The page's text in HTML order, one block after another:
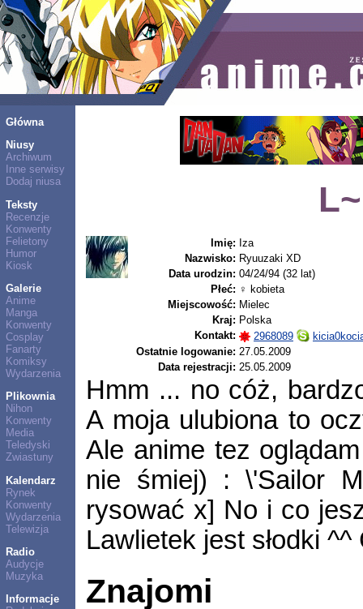
Główna
Niusy
Archiwum
Inne serwisy
Dodaj niusa
Teksty
Recenzje
Konwenty
Felietony
Humor
Kiosk
Galerie
Anime
Manga
Konwenty
Cosplay
Fanarty
Komiksy
Wydarzenia
Plikownia
Nihon
Konwenty
Media
Teledyski
Zwiastuny
Kalendarz
Rynek
Konwenty
Wydarzenia
Telewizja
Radio
Audycje
Muzyka
Informacje
Imię: Iza
Nazwisko: Ryuuzaki XD
Data urodzin: 04/24/94 (32 lat)
Płeć: ♀ kobieta
Miejscowość: Mielec
Kraj: Polska
Kontakt:
2968089
Ostatnie logowanie: 27.05.2009
Data rejestracji: 25.05.2009
Hmm ... no cóż,
A moja ulubiona to
Ale anime tez
nie śmiej) : \'Sailor
rysować x] No i co
Lawlietek jest słodki
Znajomi